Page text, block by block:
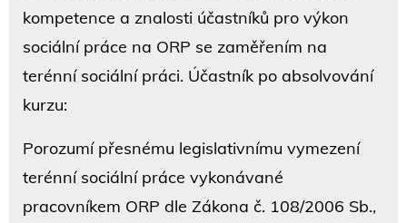
kompetence a znalosti účastníků pro výkon
sociální práce na ORP se zaměřením na
terénní sociální práci. Účastník po absolvování
kurzu:
Porozumí přesnému legislativnímu vymezení
terénní sociální práce vykonávané
pracovníkem ORP dle Zákona č. 108/2006 Sb.,